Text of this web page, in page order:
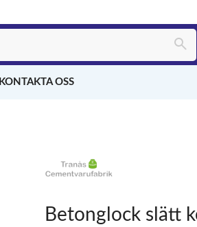
KONTAKTA OSS
Betonglock slätt